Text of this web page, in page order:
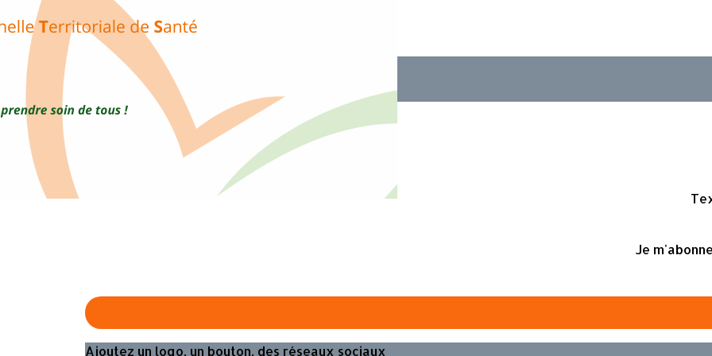
Exporter les lignes sélectionnées
Exporter toutes les colonnes
Exporter uniquement les colonnes affichées
?>
Images de la page d'accueil
Je
Ajoutez un logo, un bouton, des réseaux sociaux